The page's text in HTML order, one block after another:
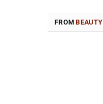
FROMBEAUTY